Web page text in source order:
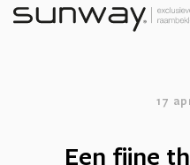
17
Een fijne